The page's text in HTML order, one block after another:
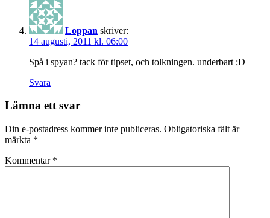
Loppan skriver:
14 augusti, 2011 kl. 06:00
Spå i spyan? tack för tipset, och tolkningen. underbart ;D
Svara
Lämna ett svar
Din e-postadress kommer inte publiceras. Obligatoriska fält är
märkta *
Kommentar *